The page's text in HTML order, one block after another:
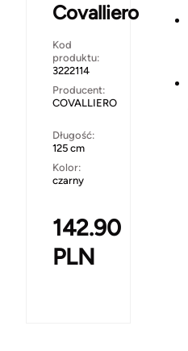
Covalliero
Kod
produktu:
3222114
Producent:
COVALLIERO
Długość:
125 cm
Kolor:
czarny
142.90
PLN